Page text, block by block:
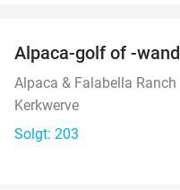
Alpaca-golf of -
Alpaca & Falabella Ranch
Kerkwerve
Solgt: 203